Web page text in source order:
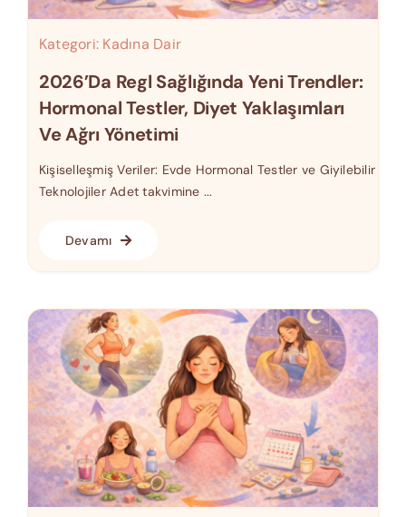
Kategori: Kadına Dair
2026’da Regl Sağlığında Yeni Trendler:
Hormonal Testler, Diyet Yaklaşımları
Ve Ağrı Yönetimi
Kişiselleşmiş Veriler: Evde Hormonal Testler ve Giyilebilir
Teknolojiler Adet takvimine ...
Devamı